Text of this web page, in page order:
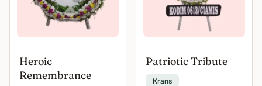
Heroic
Remembrance
Patriotic Tribute
Krans